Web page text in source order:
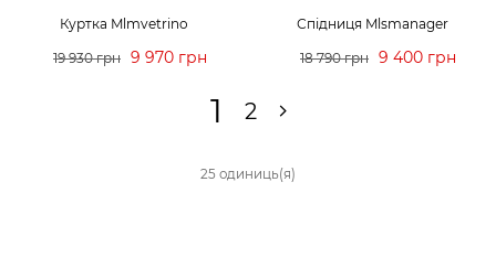
Куртка Mlmvetrino
19 930 грн 9 970 грн
Спідниця Mlsmanager
18 790 грн 9 400 грн
1 2
25 одиниць(я)